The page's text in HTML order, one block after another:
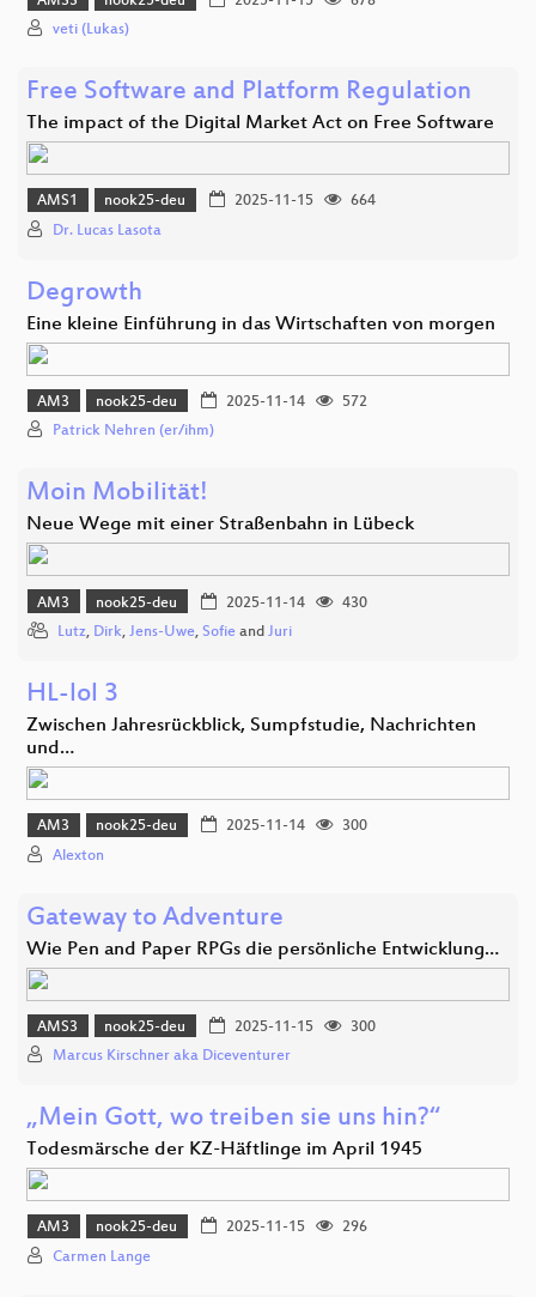
veti (Lukas)
Free Software and Platform Regulation
The impact of the Digital Market Act on Free Software
AMS1 nook25-deu 2025-11-15
664
Dr. Lucas Lasota
Degrowth
Eine kleine Einführung in das Wirtschaften von morgen
AM3 nook25-deu 2025-11-14
572
Patrick Nehren (er/ihm)
Moin Mobilität!
Neue Wege mit einer Straßenbahn in Lübeck
AM3 nook25-deu 2025-11-14
430
Lutz, Dirk, Jens-Uwe, Sofie and Juri
HL-lol 3
Zwischen Jahresrückblick, Sumpfstudie, Nachrichten
und…
AM3 nook25-deu 2025-11-14
300
Alexton
Gateway to Adventure
Wie Pen and Paper RPGs die persönliche Entwicklung…
AMS3 nook25-deu 2025-11-15
300
Marcus Kirschner aka Diceventurer
„Mein Gott, wo treiben sie uns hin?“
Todesmärsche der KZ-Häftlinge im April 1945
AM3 nook25-deu 2025-11-15
296
Carmen Lange